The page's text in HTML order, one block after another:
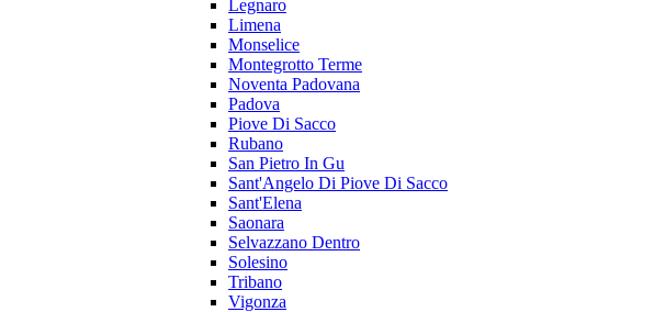
Legnaro
Limena
Monselice
Montegrotto Terme
Noventa Padovana
Padova
Piove Di Sacco
Rubano
San Pietro In Gu
Sant'Angelo Di Piove Di Sacco
Sant'Elena
Saonara
Selvazzano Dentro
Solesino
Tribano
Vigonza